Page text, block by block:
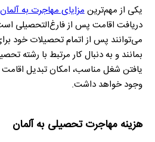
یکی از مهم‌ترینمزایای مهاجرت به آلمان
دریافت اقامت پس از فارغ‌التحصیلی
می‌توانند پس از اتمام تحصیلات خود
بمانند و به دنبال کار مرتبط با رشته
یافتن شغل مناسب، امکان تبدیل
وجود خواهد داشت.
هزینه مهاجرت تحصیلی به آلمان